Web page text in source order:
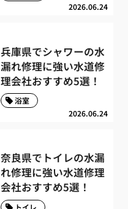
2026.06.24
兵庫県でシャワーの水
漏れ修理に強い水道修
理会社おすすめ5選！
2026.06.24
浴室
奈良県でトイレの水漏
れ修理に強い水道修理
会社おすすめ5選！